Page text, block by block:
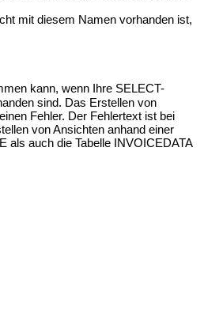
mit diesem Namen vorhanden ist,
kann, wenn Ihre SELECT-
sind. Das Erstellen von
Fehler. Der Fehlertext ist bei
von Ansichten anhand einer
als auch die Tabelle INVOICEDATA